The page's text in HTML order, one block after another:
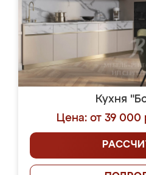
Кухня
Цена: от 39 000